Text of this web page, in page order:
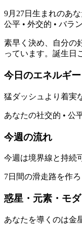
9月27日生まれのあ
公平 • 外交的 • バラ
素早く決め、自分の
っています。誕生日
今日のエネルギー
猛ダッシュより着実
あなたの社交的 • 公
今週の流れ
今週は境界線と持続
7日間の滑走路を作
惑星・元素・モ
あなたを導くのは金